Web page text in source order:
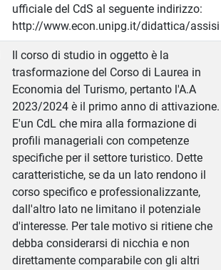
ufficiale del CdS al seguente indirizzo:
http://www.econ.unipg.it/didattica/assisi
Il corso di studio in oggetto è la
trasformazione del Corso di Laurea in
Economia del Turismo, pertanto l'A.A
2023/2024 è il primo anno di attivazione.
E'un CdL che mira alla formazione di
profili manageriali con competenze
specifiche per il settore turistico. Dette
caratteristiche, se da un lato rendono il
corso specifico e professionalizzante,
dall'altro lato ne limitano il potenziale
d'interesse. Per tale motivo si ritiene che
debba considerarsi di nicchia e non
direttamente comparabile con gli altri